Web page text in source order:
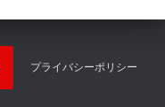
プライバシーポリシー